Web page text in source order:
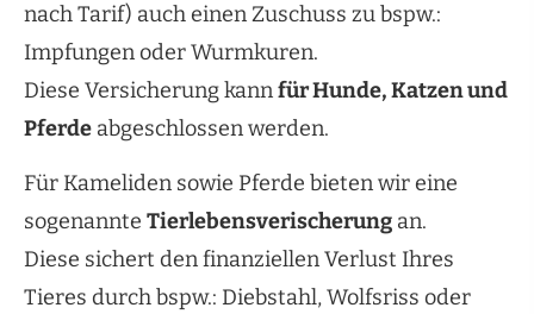
nach Tarif) auch einen Zuschuss zu bspw.:
Impfungen oder Wurmkuren.
Diese Versicherung kannfür Hunde, Katzen und
Pferde abgeschlossen werden.
Für Kameliden sowie Pferde bieten wir eine
sogenannte Tierlebensverischerung an.
Diese sichert den finanziellen Verlust Ihres
Tieres durch bspw.: Diebstahl, Wolfsriss oder